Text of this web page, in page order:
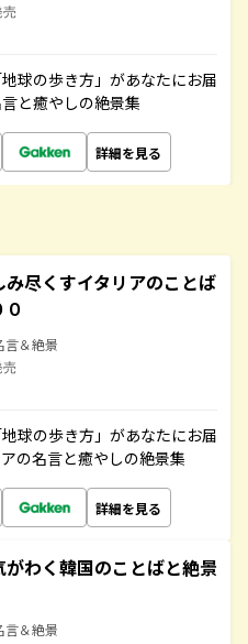
売
球の歩き方」があなたにお届
と癒やしの絶景集
詳細を見る
尽くすイタリアのことば
言＆絶景
売
球の歩き方」があなたにお届
の名言と癒やしの絶景集
詳細を見る
わく韓国のことばと絶景
言＆絶景